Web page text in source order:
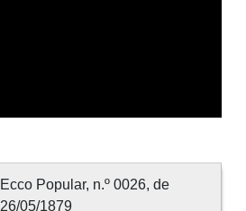
Ecco Popular, n.º 0026, de
26/05/1879